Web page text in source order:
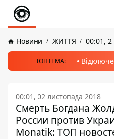
Новини ЖИТТЯ 00:01, 2
ТОПТЕМА:
00:01, 02 листопада 2018
Смерть Богдана
России против
Monatik: ТОП